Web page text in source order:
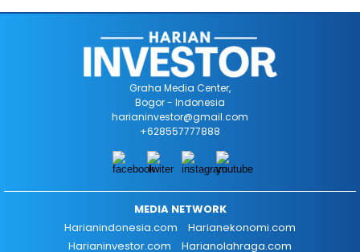
Graha Media Center,
Bogor - Indonesia
harianinvestor@gmail.com
+628557777888
MEDIA NETWORK
Harianindonesia.com
Harianekonomi.com
Harianinvestor.com
Harianolahraga.com